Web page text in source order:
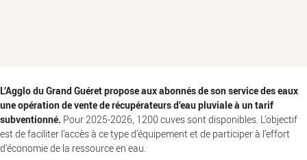
L’Agglo du Grand Guéret propose aux abonnés de son service des eaux
une opération de vente de récupérateurs d’eau pluviale à un tarif
subventionné. Pour 2025-2026, 1200 cuves sont disponibles. L’objectif
est de faciliter l’accès à ce type d’équipement et de participer à l’effort
d’économie de la ressource en eau.